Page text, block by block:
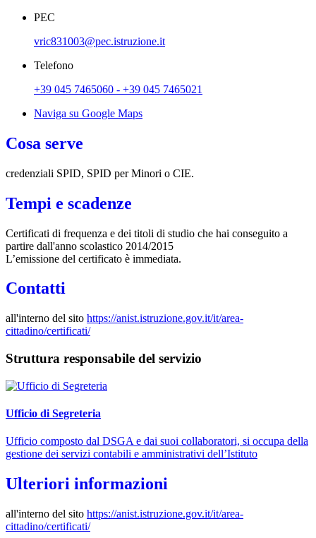
PEC
vric831003@pec.istruzione.it
Telefono
+39 045 7465060 - +39 045 7465021
Naviga su Google Maps
Cosa serve
credenziali SPID, SPID per Minori o CIE.
Tempi e scadenze
Certificati di frequenza e dei titoli di studio che hai conseguito a
partire dall'anno scolastico 2014/2015
L’emissione del certificato è immediata.
Contatti
all'interno del sito https://anist.istruzione.gov.it/it/area-
cittadino/certificati/
Struttura responsabile del servizio
Ufficio di Segreteria
Ufficio composto dal DSGA e dai suoi collaboratori, si occupa della
gestione dei servizi contabili e amministrativi dell’Istituto
Ulteriori informazioni
all'interno del sito https://anist.istruzione.gov.it/it/area-
cittadino/certificati/